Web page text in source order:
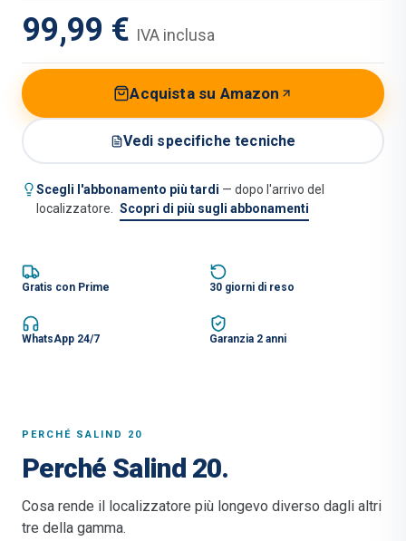
99,99 € IVA inclusa
Acquista su Amazon
Vedi specifiche tecniche
Scegli l'abbonamento più tardi — dopo l'arrivo del
localizzatore.
Scopri di più sugli abbonamenti
Gratis con Prime 30 giorni di reso
WhatsApp 24/7 Garanzia 2 anni
PERCHÉ SALIND 20
Perché Salind 20.
Cosa rende il localizzatore più longevo diverso dagli altri
tre della gamma.